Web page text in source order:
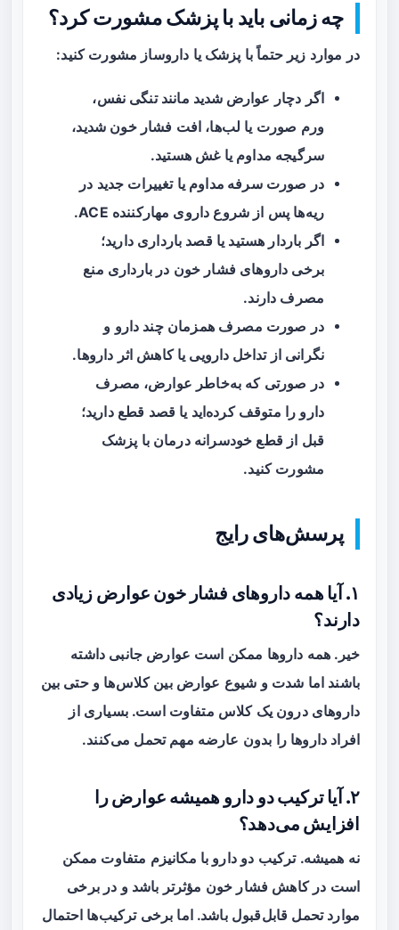
چه زمانی باید با پزشک مشورت کرد؟
در موارد زیر حتماً با پزشک یا داروساز مشورت کنید:
اگر دچار عوارض شدید مانند تنگی نفس،
ورم صورت یا لب‌ها، افت فشار خون شدید،
سرگیجه مداوم یا غش هستید.
در صورتسرفه مداوم یا تغییرات جدید در
ریه‌ها پس از شروع داروی مهارکننده ACE.
اگر باردار هستید یا قصد بارداری دارید؛
برخی داروهای فشار خون در بارداری منع
مصرف دارند.
در صورت مصرف همزمان چند دارو و
نگرانی ازتداخل دارویی یا کاهش اثر داروها.
در صورتی که به‌خاطر عوارض، مصرف
دارو را متوقف کرده‌اید یا قصد قطع دارید؛
قبل از قطع خودسرانه درمان با پزشک
مشورت کنید.
پرسش‌های رایج
۱. آیا همه داروهای فشار خون عوارض زیادی
دارند؟
خیر. همه داروها ممکن است عوارض جانبی داشته
باشند اما شدت و شیوع عوارض بین کلاس‌ها و حتی بین
داروهای درون یک کلاس متفاوت است. بسیاری از
افراد داروها را بدون عارضه مهم تحمل می‌کنند.
۲. آیا ترکیب دو دارو همیشه عوارض را
افزایش می‌دهد؟
نه همیشه. ترکیب دو دارو با مکانیزم متفاوت ممکن
است در کاهش فشار خون مؤثرتر باشد و در برخی
موارد تحمل قابل‌قبول باشد. اما برخی ترکیب‌ها احتمال